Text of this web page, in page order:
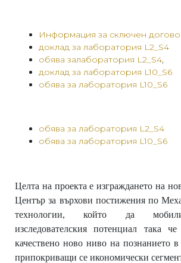
Информация за сключен
доклад за лаборатория L2_S4
обява залаборатория L2_S4,
доклад за лаборатория L10_S6
обява за лаборатория L10_S6
обява за лаборатория L2_S4
обява за лаборатория L10_S6
Целта на проекта е изграждането на
Център за върхови постижения по
технологии, който да
изследователския потенциал така
чe
качествено ново ниво на познанието в
припокриващи се икономически